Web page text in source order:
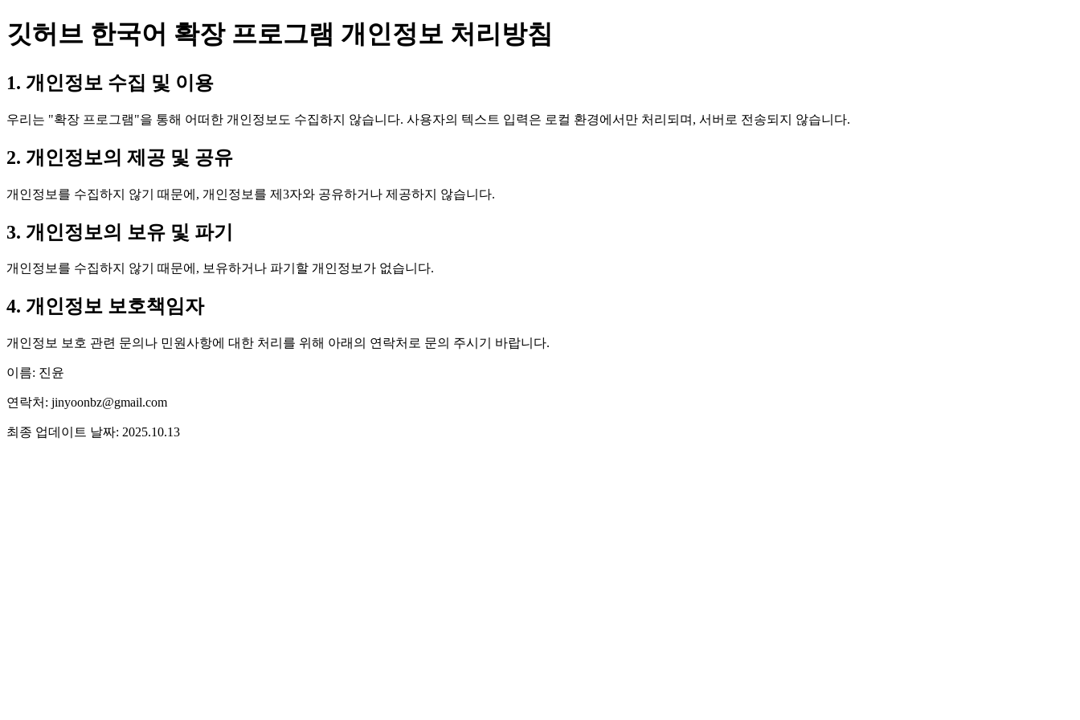
깃허브 한국어 확장 프로그램 개인정보 처리방침
1. 개인정보 수집 및 이용
우리는 "확장 프로그램"을 통해 어떠한 개인정보도 수집하지 않습니다. 사용자의 텍스트 입력은 로컬 환경에서만 처리되며, 서버로 전송되지 않습니다.
2. 개인정보의 제공 및 공유
개인정보를 수집하지 않기 때문에, 개인정보를 제3자와 공유하거나 제공하지 않습니다.
3. 개인정보의 보유 및 파기
개인정보를 수집하지 않기 때문에, 보유하거나 파기할 개인정보가 없습니다.
4. 개인정보 보호책임자
개인정보 보호 관련 문의나 민원사항에 대한 처리를 위해 아래의 연락처로 문의 주시기 바랍니다.
이름: 진윤
연락처: jinyoonbz@gmail.com
최종 업데이트 날짜: 2025.10.13